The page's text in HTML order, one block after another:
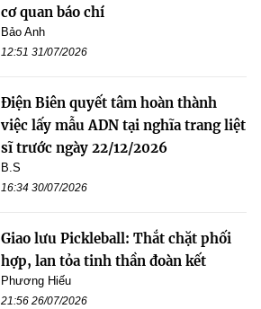
cơ quan báo chí
Bảo Anh
12:51 31/07/2026
Điện Biên quyết tâm hoàn thành
việc lấy mẫu ADN tại nghĩa trang liệt
sĩ trước ngày 22/12/2026
B.S
16:34 30/07/2026
Giao lưu Pickleball: Thắt chặt phối
hợp, lan tỏa tinh thần đoàn kết
Phương Hiếu
21:56 26/07/2026